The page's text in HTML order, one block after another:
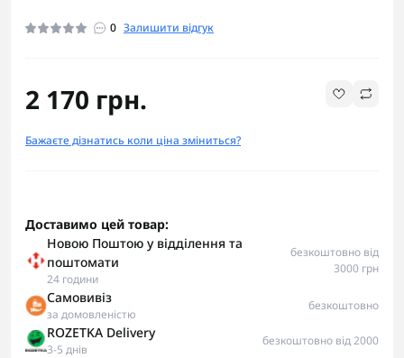
0 Залишити відгук
2 170 грн.
Бажаєте дізнатись коли ціна зміниться?
Доставимо цей товар:
Новою Поштою у відділення та
поштомати
24 години
безкоштовно від
3000 грн
Самовивіз
за домовленістю
безкоштовно
ROZETKA Delivery
3-5 днів
безкоштовно від 2000